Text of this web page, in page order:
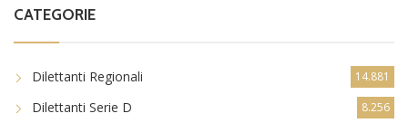
CATEGORIE
Dilettanti Regionali 14.881
Dilettanti Serie D 8.256